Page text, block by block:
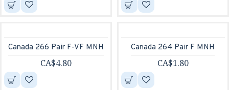
Canada 266 Pair F-VF MNH
CA$4.80
Canada 264 Pair F MNH
CA$1.80